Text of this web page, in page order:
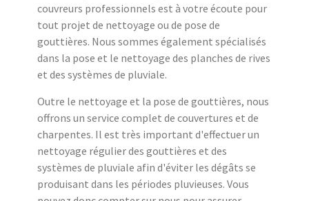
couvreurs professionnels est à votre écoute pour
tout projet de nettoyage ou de pose de
gouttières. Nous sommes également spécialisés
dans la pose et le nettoyage des planches de rives
et des systèmes de pluviale.
Outre le nettoyage et la pose de gouttières, nous
offrons un service complet de couvertures et de
charpentes. Il est très important d'effectuer un
nettoyage régulier des gouttières et des
systèmes de pluviale afin d'éviter les dégâts se
produisant dans les périodes pluvieuses. Vous